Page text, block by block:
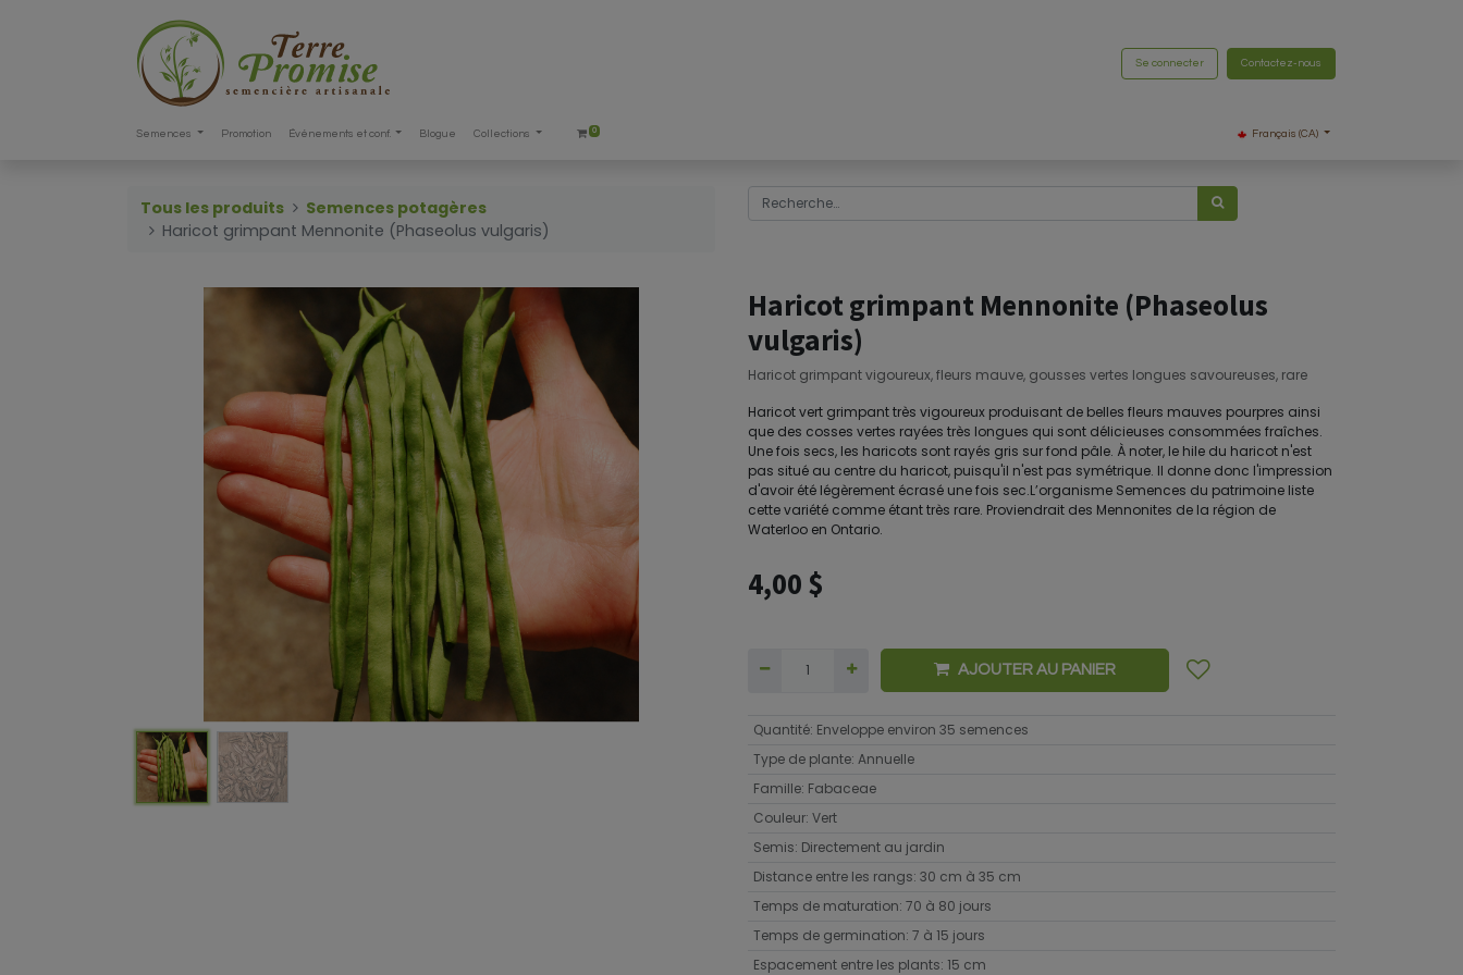
Se connecter Contactez-nous
Semences Promotion Événements et conf. Blogue Collections 0 Français (CA)
Tous les produits
Semences potagères
Haricot grimpant Mennonite (Phaseolus vulgaris)
Haricot grimpant Mennonite (Phaseolus
vulgaris)
Haricot grimpant vigoureux, fleurs mauve, gousses vertes longues savoureuses, rare
Haricot vert grimpant très vigoureux produisant de belles fleurs mauves pourpres ainsi
que des cosses vertes rayées très longues qui sont délicieuses consommées fraîches.
Une fois secs, les haricots sont rayés gris sur fond pâle. À noter, le hile du haricot n'est
pas situé au centre du haricot, puisqu'il n'est pas symétrique. Il donne donc l'impression
d'avoir été légèrement écrasé une fois sec.L’organisme Semences du patrimoine liste
cette variété comme étant très rare. Proviendrait des Mennonites de la région de
Waterloo en Ontario.
4,00 $
AJOUTER AU PANIER
Quantité: Enveloppe environ 35 semences
Type de plante: Annuelle
Famille: Fabaceae
Couleur: Vert
Semis: Directement au jardin
Distance entre les rangs: 30 cm à 35 cm
Temps de maturation: 70 à 80 jours
Temps de germination: 7 à 15 jours
Espacement entre les plants: 15 cm